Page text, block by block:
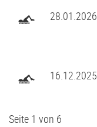
28.01.2026
16.12.2025
Seite 1 von 6